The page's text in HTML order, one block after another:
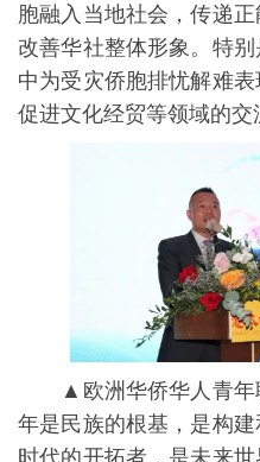
胞融入当地社会，传递
改善华社整体形象。特
中为受灾侨胞排忧解难
促进文化经贸等领域的交
▲欧洲华侨华人青年
年是民族的根基，是构